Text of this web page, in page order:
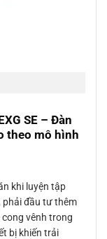
SE – Đàn
theo mô hình
khi luyện tập
phải đầu tư thêm
cong vênh trong
bị khiến trải